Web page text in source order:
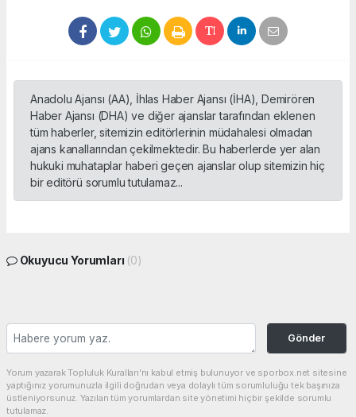
Anadolu Ajansı (AA), İhlas Haber Ajansı (İHA), Demirören
Haber Ajansı (DHA) ve diğer ajanslar tarafından eklenen
tüm haberler, sitemizin editörlerinin müdahalesi olmadan
ajans kanallarından çekilmektedir. Bu haberlerde yer alan
hukuki muhataplar haberi geçen ajanslar olup sitemizin hiç
bir editörü sorumlu tutulamaz...
Okuyucu Yorumları (0)
Gönder
Yorum yazarak Topluluk Kuralları’nı kabul etmiş bulunuyor ve sporbox.net sitesine
yaptığınız yorumunuzla ilgili doğrudan veya dolaylı tüm sorumluluğu tek başınıza
üstleniyorsunuz. Yazılan tüm yorumlardan site yönetimi hiçbir şekilde sorumlu
tutulamaz.